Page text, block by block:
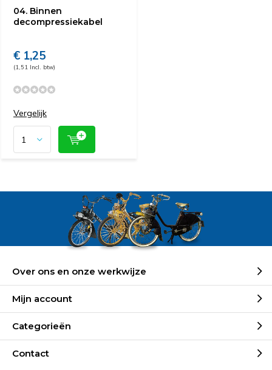
04. Binnen
decompressiekabel
€ 1,25
(1,51 Incl. btw)
Vergelijk
Over ons en onze werkwijze
Mijn account
Categorieën
Contact